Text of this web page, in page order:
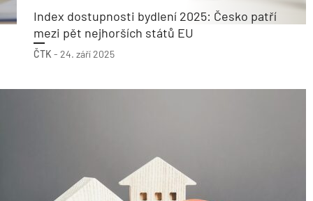
Index dostupnosti bydlení 2025: Česko patří
mezi pět nejhorších států EU
ČTK - 24. září 2025